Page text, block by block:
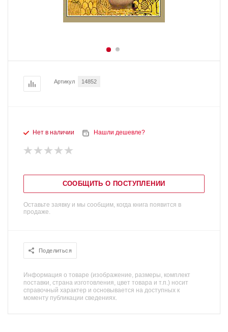
Артикул 14852
Нет в наличии Нашли дешевле?
СООБЩИТЬ О ПОСТУПЛЕНИИ
Оставьте заявку и мы сообщим, когда книга появится в
продаже.
Поделиться
Информация о товаре (изображение, размеры, комплект
поставки, страна изготовления, цвет товара и т.п.) носит
справочный характер и основывается на доступных к
моменту публикации сведениях.